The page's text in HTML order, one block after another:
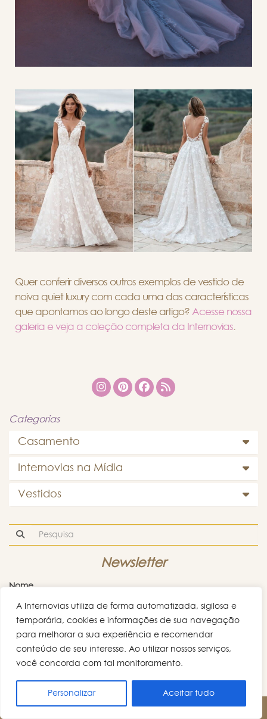
A Internovias utiliza de forma automatizada, sigilosa e
temporária, cookies e informações de sua navegação
para melhorar a sua experiência e recomendar
conteúdo de seu interesse. Ao utilizar nossos serviços,
você concorda com tal monitoramento.
Personalizar Aceitar tudo
Quer conferir diversos outros exemplos de vestido de
noiva quiet luxury com cada uma das características
que apontamos ao longo deste artigo? Acesse nossa
galeria e veja a coleção completa da Internovias.
Categorias
Casamento
Internovias na Mídia
Vestidos
Newsletter
Nome
Email*
AGENDE UM HORÁRIO!